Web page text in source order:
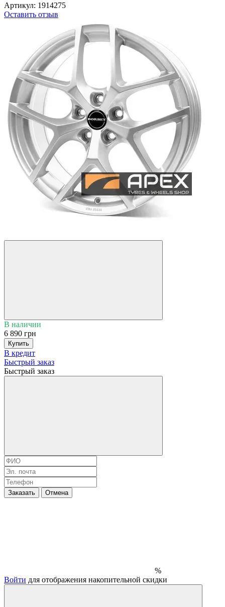
Артикул: 1914275
Оставить отзыв
В наличии
6 890 грн
Купить
В кредит
Быстрый заказ
Быстрый заказ
Заказать Отмена
%
Войти для отображения накопительной скидки